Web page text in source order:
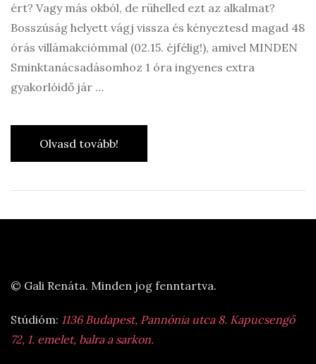
ért? Vagy más okból, de rühelled ezt az alkalmat?
Bosszúság helyett vágj vissza és kényeztesd magad 48
órás villámakciómmal (02.15. éjfélig!), amivel MINDEN
Sminktanácsadásomhoz 1 óra ingyenes extra
gyakorlóidő jár …
Olvasd tovább!
© Gali Renáta. Minden jog fenntartva.
Stúdióm: 1136 Budapest, Pannónia utca 8. Kapucsengő
72, 1. emelet, balra a sarkon.